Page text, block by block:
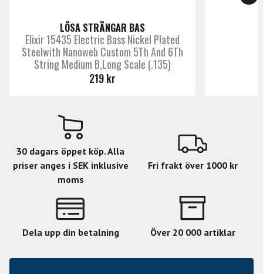
elbasar har Long Scale, men självklart finns det undantag.
Mät på bassidan när strängen är i pitch, avståndet mellan
kulans insida till översadeln.
• Short Scale: Upp till 32".
• Medium Scale: 32" upp till 34".
LÖSA STRÄNGAR BAS
Elixir 15435 Electric Bass Nickel Plated
Steelwith Nanoweb Custom 5Th And 6Th
String Medium B,Long Scale (.135)
219 kr
30 dagars öppet köp. Alla
priser anges i SEK inklusive
moms
Fri frakt över 1000 kr
Dela upp din betalning Över 20 000 artiklar